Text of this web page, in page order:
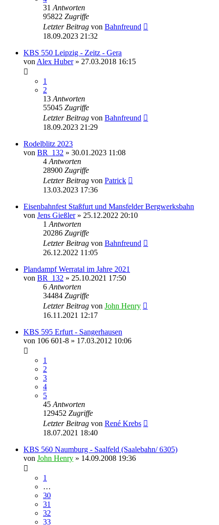
31 Antworten
95822 Zugriffe
Letzter Beitrag von Bahnfreund
18.09.2023 21:32
KBS 550 Leipzig - Zeitz - Gera
von Alex Huber» 27.03.2018 16:15
1
2
13 Antworten
55045 Zugriffe
Letzter Beitrag von Bahnfreund
18.09.2023 21:29
Rodelblitz 2023
von BR_132 » 30.01.2023 11:08
4 Antworten
28900 Zugriffe
Letzter Beitrag von Patrick
13.03.2023 17:36
Eisenbahnfest Staßfurt und Mansfelder Bergwerksbahn
von Jens Gießler» 25.12.2022 20:10
1 Antworten
20286 Zugriffe
Letzter Beitrag von Bahnfreund
26.12.2022 11:05
Plandampf Werratal im Jahre 2021
von BR_132 » 25.10.2021 17:50
6 Antworten
34484 Zugriffe
Letzter Beitrag von John Henry
16.11.2021 12:17
KBS 595 Erfurt - Sangerhausen
von 106 601-8 » 17.03.2012 10:06
1
2
3
4
5
45 Antworten
129452 Zugriffe
Letzter Beitrag von René Krebs
18.07.2021 18:40
KBS 560 Naumburg - Saalfeld (Saalebahn/ 6305)
von John Henry » 14.09.2008 19:36
1
…
30
31
32
33